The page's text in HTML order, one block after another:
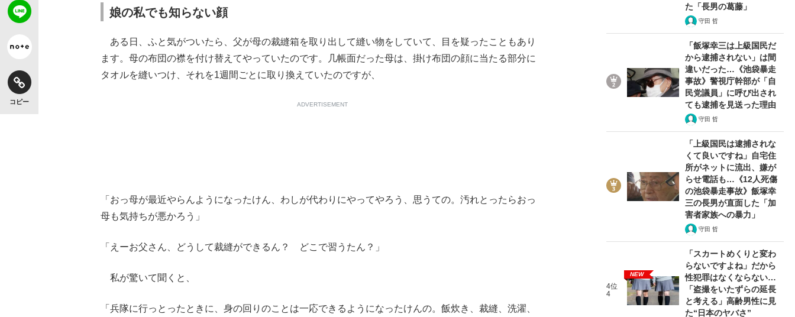
《VIVANT》頼れる相棒・ドラムが認めた“照ノ富士に激怒され... 《BTS厳戒トーキョー滞在記》RM→渋谷で飲み会、JIN→伊豆の...
コピー
娘の私でも知らない顔
ある日、ふと気がついたら、父が母の裁縫箱を取り出して縫い物をしていて、目を疑ったこともあり
ます。母の布団の襟を付け替えてやっていたのです。几帳面だった母は、掛け布団の顔に当たる部分に
タオルを縫いつけ、それを1週間ごとに取り換えていたのですが、
ADVERTISEMENT
「おっ母が最近やらんようになったけん、わしが代わりにやってやろう、思うての。汚れとったらおっ
母も気持ちが悪かろう」
「えーお父さん、どうして裁縫ができるん？ どこで習うたん？」
私が驚いて聞くと、
「兵隊に行っとったときに、身の回りのことは一応できるようになったけんの。飯炊き、裁縫、洗濯、
た「長男の葛藤」
守田 哲
「飯塚幸三は上級国民だ
から逮捕されない」は間
違いだった…《池袋暴走
事故》警視庁幹部が「自
民党議員」に呼び出され
ても逮捕を見送った理由
守田 哲
「上級国民は逮捕されな
くて良いですね」自宅住
所がネットに流出、嫌が
らせ電話も…《12人死傷
の池袋暴走事故》飯塚幸
三の長男が直面した「加
害者家族への暴力」
守田 哲
4位
4
NEW
「スカートめくりと変わ
らないですよね」だから
性犯罪はなくならない…
「盗撮をいたずらの延長
と考える」高齢男性に見
た“日本のヤバさ”